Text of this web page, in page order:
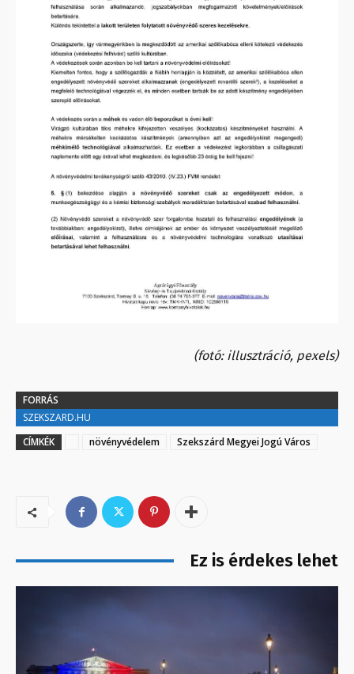
(fotó: illusztráció, pexels)
FORRÁS
SZEKSZARD.HU
CÍMKÉK
növényvédelem Szekszárd Megyei Jogú Város
Ez is érdekes lehet